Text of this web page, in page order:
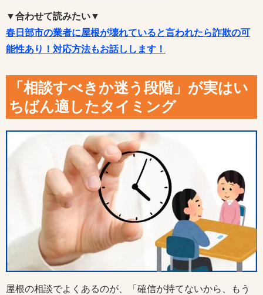
▼合わせて読みたい▼
春日部市の業者に屋根が壊れていると言われたら詐欺の可
能性あり！対応方法もお話しします！
「相談すべきか迷う段階」が実はい
ちばん適したタイミング
屋根の相談でよくあるのが、「確信が持てないから、もう